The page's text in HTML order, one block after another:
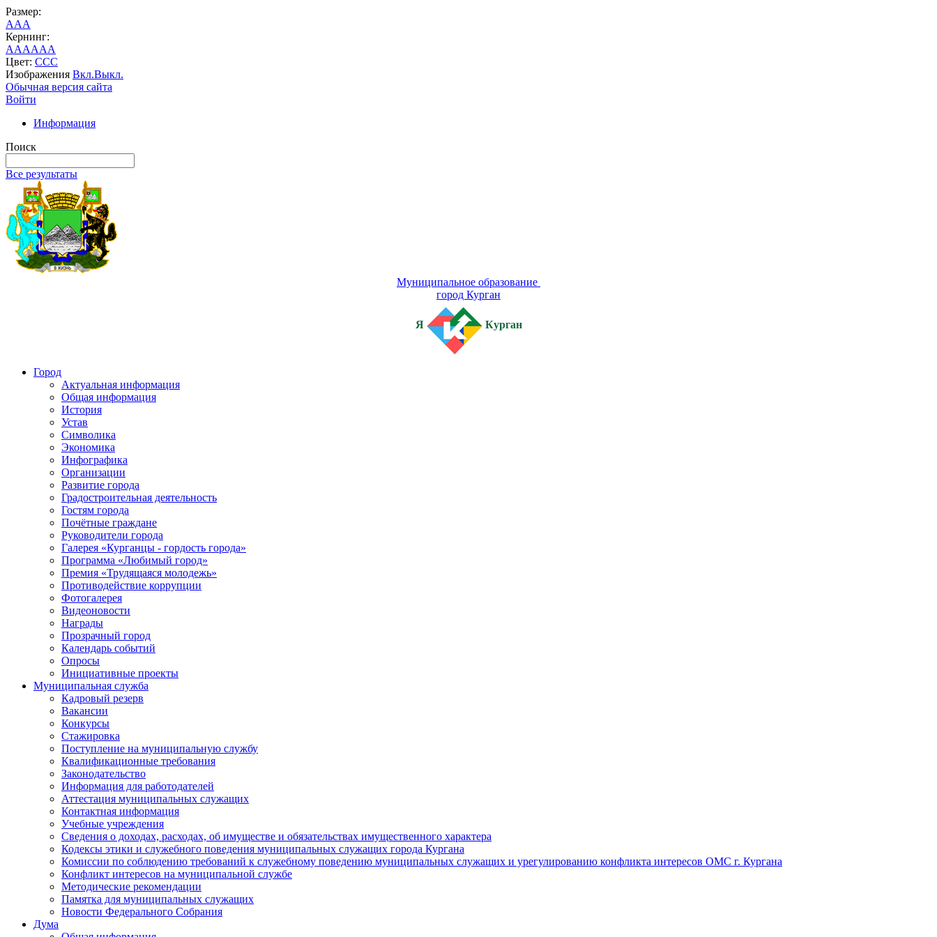
Размер:
AAA
Кернинг:
AAAAAA
Цвет: CCC
Изображения Вкл.Выкл.
Обычная версия сайта
Войти
Информация
Поиск
Все результаты
Муниципальное образование
город Курган
Я Курган
Город
Актуальная информация
Общая информация
История
Устав
Символика
Экономика
Инфографика
Организации
Развитие города
Градостроительная деятельность
Гостям города
Почётные граждане
Руководители города
Галерея «Курганцы - гордость города»
Программа «Любимый город»
Премия «Трудящаяся молодежь»
Противодействие коррупции
Фотогалерея
Видеоновости
Награды
Прозрачный город
Календарь событий
Опросы
Инициативные проекты
Муниципальная служба
Кадровый резерв
Вакансии
Конкурсы
Стажировка
Поступление на муниципальную службу
Квалификационные требования
Законодательство
Информация для работодателей
Аттестация муниципальных служащих
Контактная информация
Учебные учреждения
Сведения о доходах, расходах, об имуществе и обязательствах имущественного характера
Кодексы этики и служебного поведения муниципальных служащих города Кургана
Комиссии по соблюдению требований к служебному поведению муниципальных служащих и урегулированию конфликта интересов ОМС г. Кургана
Конфликт интересов на муниципальной службе
Методические рекомендации
Памятка для муниципальных служащих
Новости Федерального Cобрания
Дума